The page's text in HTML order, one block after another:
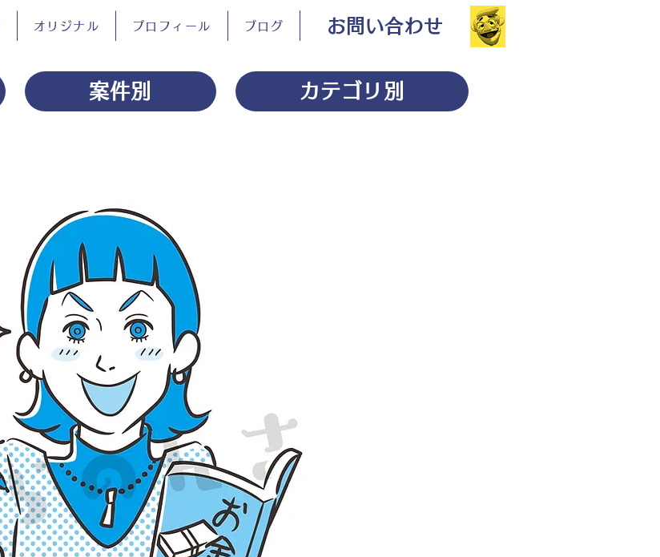
オリジナル プロフィール ブログ お問い合わせ
案件別 カテゴリ別